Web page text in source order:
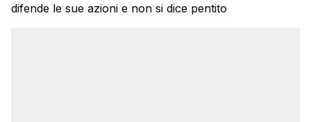
difende le sue azioni e non si dice pentito